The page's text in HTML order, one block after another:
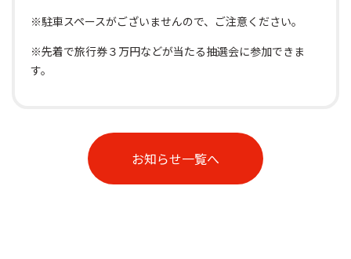
※駐車スペースがございませんので、ご注意ください。
※先着で旅行券３万円などが当たる抽選会に参加できま
す。
お知らせ一覧へ